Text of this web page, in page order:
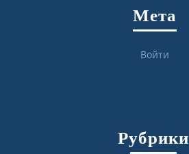
Мета
Войти
Рубрики